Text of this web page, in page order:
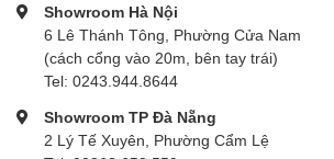
Showroom Hà Nội
6 Lê Thánh Tông, Phường Cửa Nam
(cách cổng vào 20m, bên tay trái)
Tel: 0243.944.8644
Showroom TP Đà Nẵng
2 Lý Tế Xuyên, Phường Cẩm Lệ